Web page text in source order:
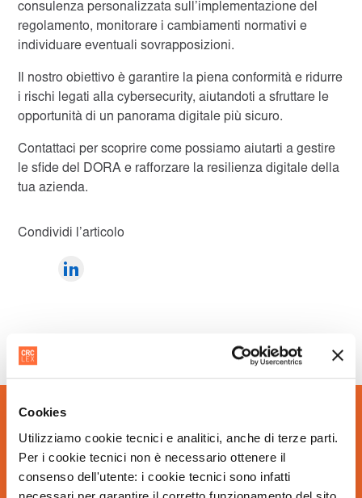
Cookies
Utilizziamo cookie tecnici e analitici, anche di terze parti.
Per i cookie tecnici non è necessario ottenere il
consenso dell'utente: i cookie tecnici sono infatti
consulenza personalizzata sull’implementazione del
regolamento, monitorare i cambiamenti normativi e
individuare eventuali sovrapposizioni.
Il nostro obiettivo è garantire la piena conformità e ridurre
i rischi legati alla cybersecurity, aiutandoti a sfruttare le
opportunità di un panorama digitale più sicuro.
Contattaci per scoprire come possiamo aiutarti a gestire
le sfide del DORA e rafforzare la resilienza digitale della
tua azienda.
Condividi l’articolo
Iscriviti alla nostra
newsletter